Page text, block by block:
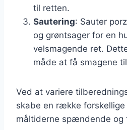
til retten.
Sautering: Sauter
og grøntsager for en
velsmagende ret.
måde at få smagene
Ved at variere
skabe en række
måltiderne spændende og